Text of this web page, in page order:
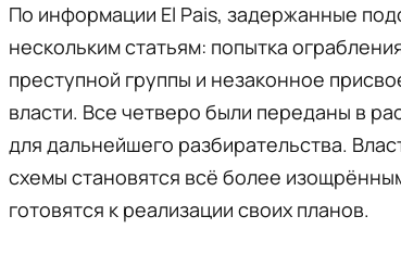
По информации El Pais, задержанные
нескольким статьям: попытка
преступной группы и незаконное
власти. Все четверо были переданы в
для дальнейшего разбирательства.
схемы становятся всё более
готовятся к реализации своих планов.